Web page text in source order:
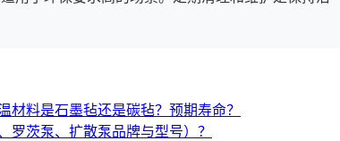
料是石墨毡还是碳毡？预期寿命？
茨泵、扩散泵品牌与型号）？